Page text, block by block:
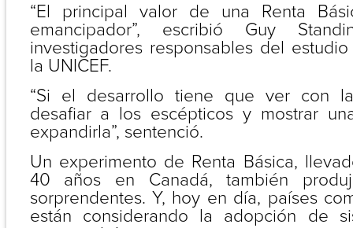
“El principal valor de una Renta
emancipador”, escribió Guy
investigadores responsables del
la UNICEF.
“Si el desarrollo tiene que ver con
desafiar a los escépticos y mostrar
expandirla”, sentenció.
Un experimento de Renta Básica,
40 años en Canadá, también
sorprendentes. Y, hoy en día, países
están considerando la adopción de